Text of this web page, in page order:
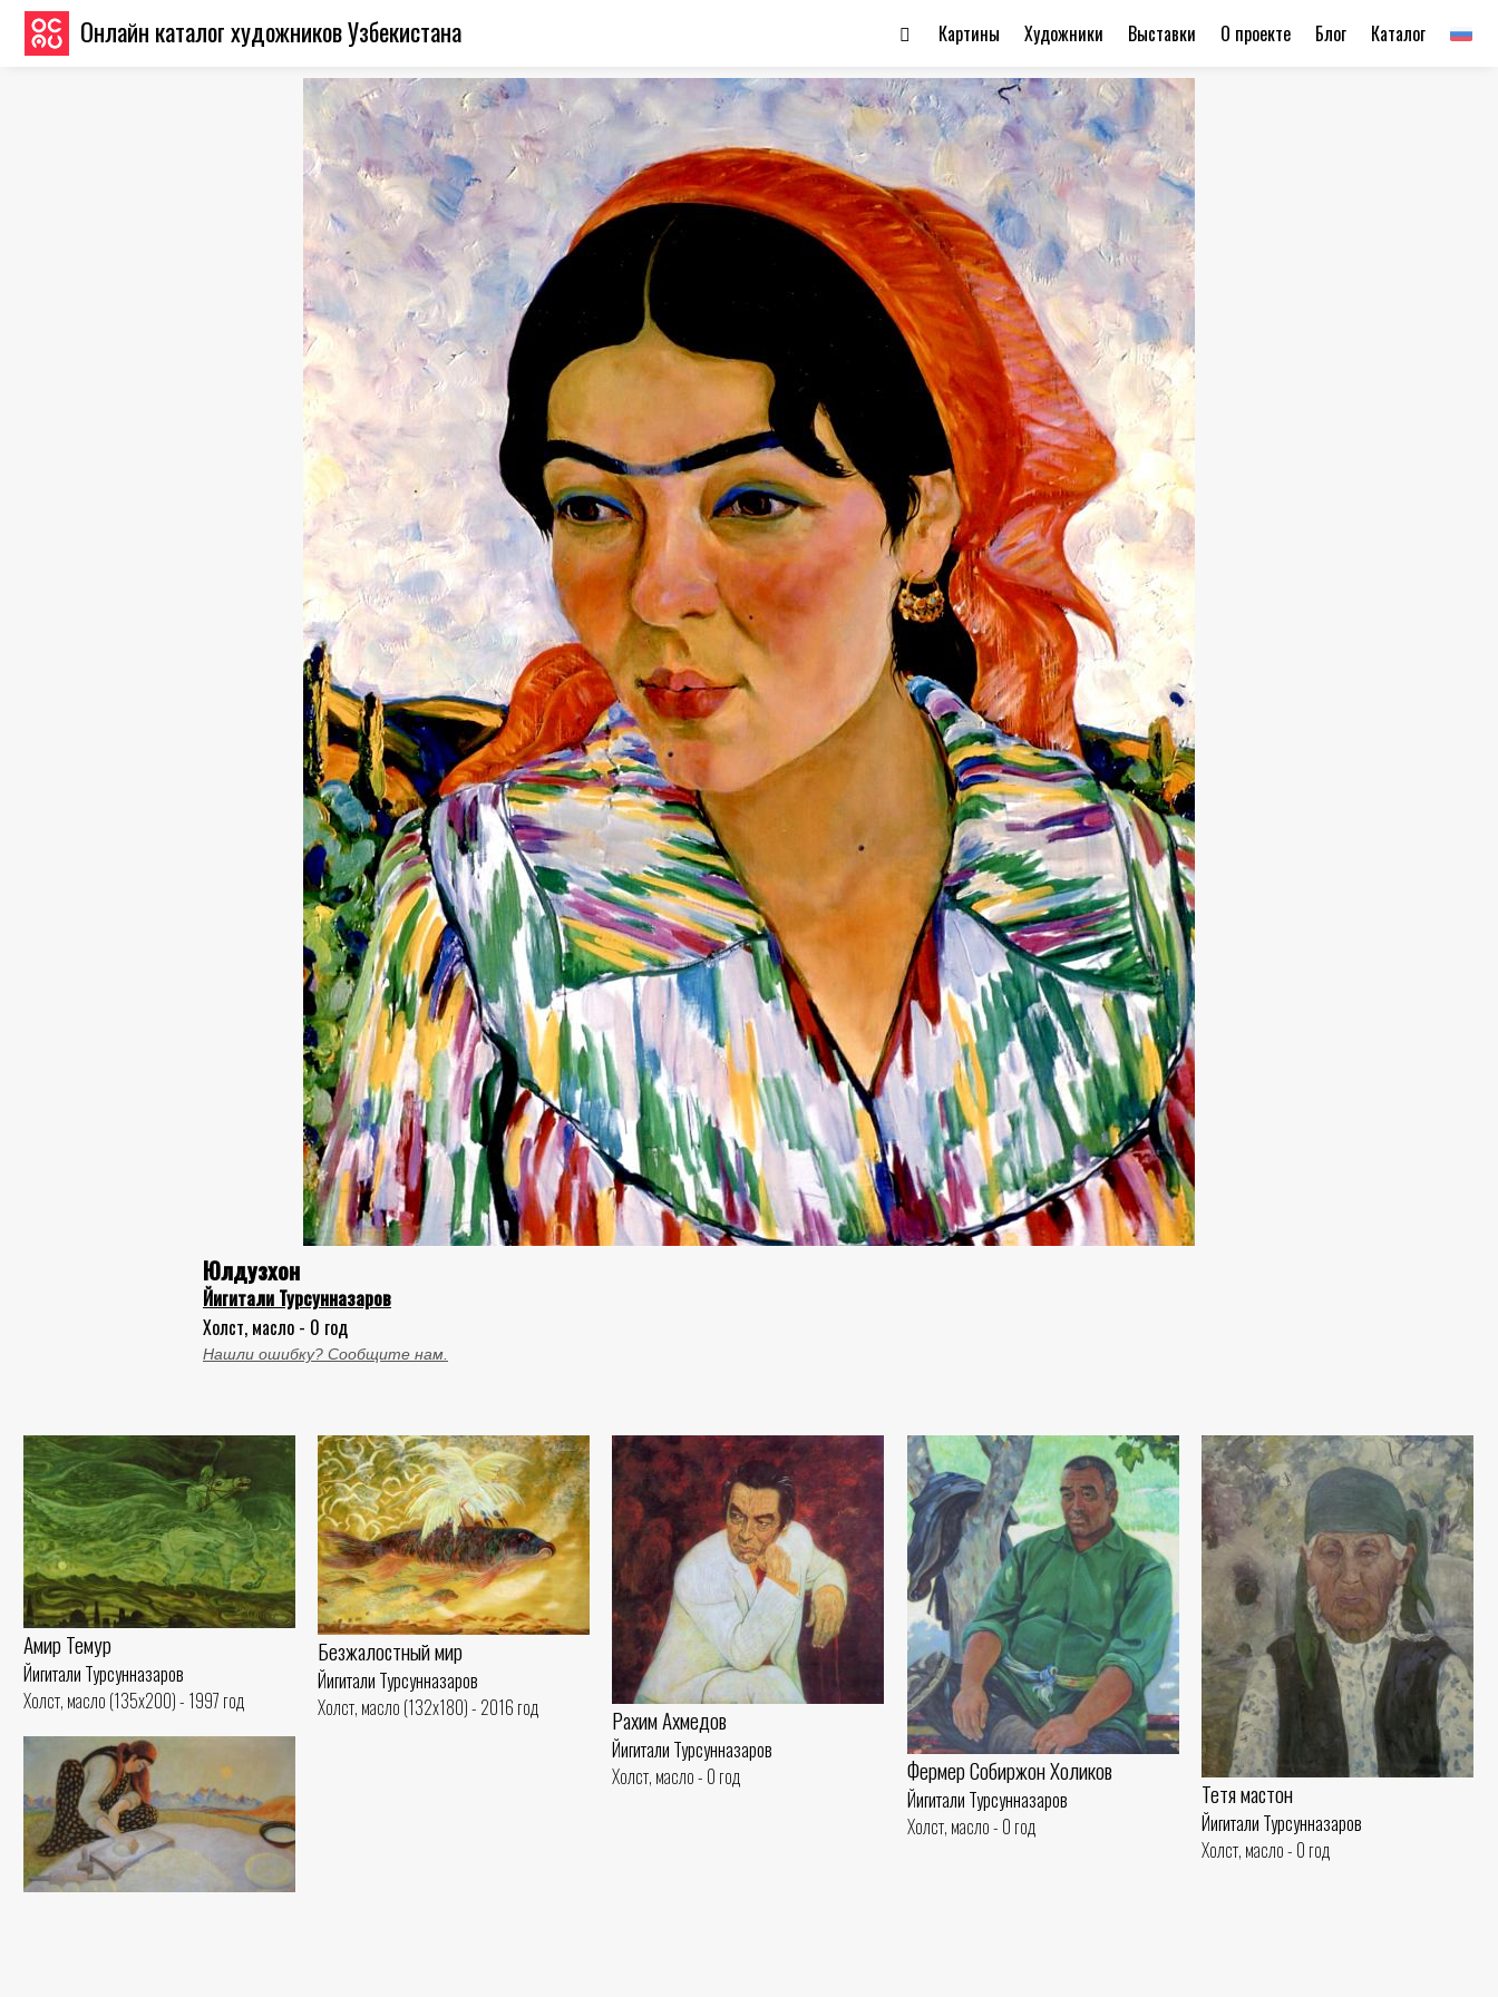
Онлайн каталог художников Узбекистана Каталог
Блог
О проекте
Выставки
Художники
Картины
Юлдузхон
Йигитали Турсунназаров
Холст, масло - 0 год
Нашли ошибку? Сообщите нам.
Амир Темур
Йигитали Турсунназаров
Холст, масло (135x200) - 1997 год
Безжалостный мир
Йигитали Турсунназаров
Холст, масло (132x180) - 2016 год
Рахим Ахмедов
Йигитали Турсунназаров
Холст, масло - 0 год
Фермер Собиржон Холиков
Йигитали Турсунназаров
Холст, масло - 0 год
Тетя мастон
Йигитали Турсунназаров
Холст, масло - 0 год